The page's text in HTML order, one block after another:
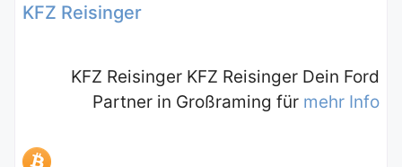
KFZ Reisinger
KFZ Reisinger KFZ Reisinger Dein Ford
Partner in Großraming für mehr Info